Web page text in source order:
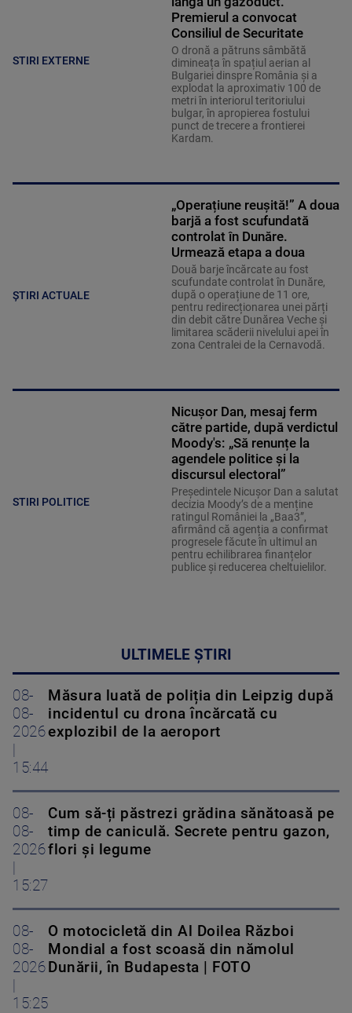
STIRI EXTERNE
Premierul a convocat
Consiliul de Securitate
O dronă a pătruns sâmbătă
dimineața în spațiul aerian al
Bulgariei dinspre România și a
explodat la aproximativ 100 de
metri în interiorul teritoriului
bulgar, în apropierea fostului
punct de trecere a frontierei
Kardam.
ȘTIRI ACTUALE
„Operațiune reușită!” A doua
barjă a fost scufundată
controlat în Dunăre.
Urmează etapa a doua
Două barje încărcate au fost
scufundate controlat în Dunăre,
după o operațiune de 11 ore,
pentru redirecționarea unei părți
din debit către Dunărea Veche și
limitarea scăderii nivelului apei în
zona Centralei de la Cernavodă.
STIRI POLITICE
Nicușor Dan, mesaj ferm
către partide, după verdictul
Moody's: „Să renunțe la
agendele politice şi la
discursul electoral”
Președintele Nicușor Dan a salutat
decizia Moody’s de a menține
ratingul României la „Baa3”,
afirmând că agenția a confirmat
progresele făcute în ultimul an
pentru echilibrarea finanțelor
publice și reducerea cheltuielilor.
ULTIMELE ȘTIRI
08-
08-
2026
|
15:44
Măsura luată de poliția din Leipzig după
incidentul cu drona încărcată cu
explozibil de la aeroport
08-
08-
2026
|
15:27
Cum să-ți păstrezi grădina sănătoasă pe
timp de caniculă. Secrete pentru gazon,
flori și legume
08-
08-
2026
|
15:25
O motocicletă din Al Doilea Război
Mondial a fost scoasă din nămolul
Dunării, în Budapesta | FOTO